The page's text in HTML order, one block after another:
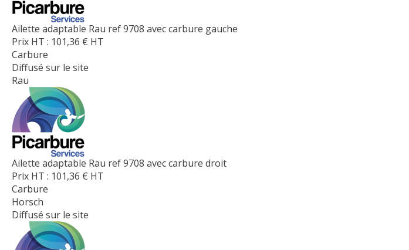
Ailette adaptable Rau ref 9708 avec carbure gauche
Prix HT : 101,36 € HT
Carbure
Diffusé sur le site
Rau
Ailette adaptable Rau ref 9708 avec carbure droit
Prix HT : 101,36 € HT
Carbure
Horsch
Diffusé sur le site